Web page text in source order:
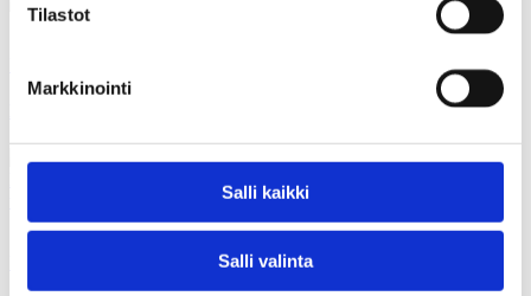
Tilastot
Markkinointi
Salli kaikki
Salli valinta
Kampanjabudjetit osoittavat aluevaalit toisen asteen vaaleiksi
11.01.2025